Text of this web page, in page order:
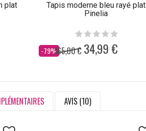
plat
Tapis moderne bleu rayé plat
Pinelia
-79%
Dès 165,00 € 34,99 €
AVIS (10)